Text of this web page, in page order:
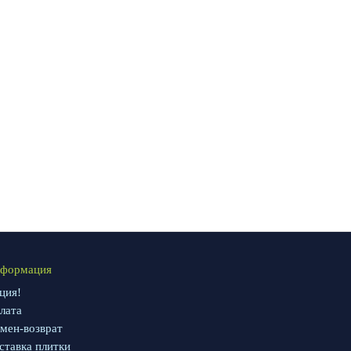
возврат
плитки